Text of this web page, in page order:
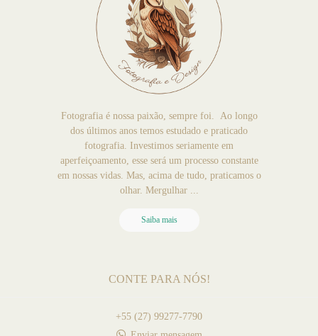
Fotografia é nossa paixão, sempre foi. Ao longo
dos últimos anos temos estudado e praticado
fotografia. Investimos seriamente em
aperfeiçoamento, esse será um processo constante
em nossas vidas. Mas, acima de tudo, praticamos o
olhar. Mergulhar ...
Saiba mais
CONTE PARA NÓS!
+55 (27) 99277-7790